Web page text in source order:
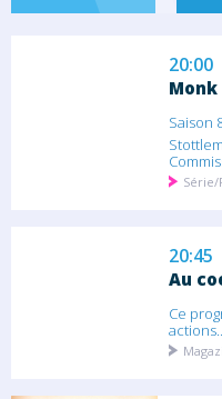
20:00
Monk
Saison
20:45
Au
Ce